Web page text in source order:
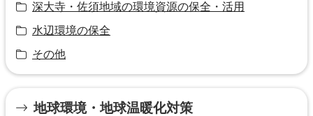
深大寺・佐須地域の環境資源の保全・活用
水辺環境の保全
その他
地球環境・地球温暖化対策